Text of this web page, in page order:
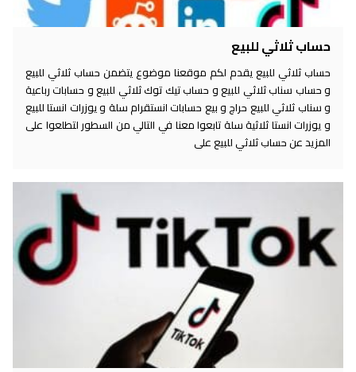
حساب ثلاثي للبيع
حساب ثلاثي للبيع يقدم لكم موقعنا موضوع يتضمن حساب ثلاثي للبيع
و حساب سناب ثلاثي للبيع و حساب تيك توك ثلاثي للبيع و حسابات رباعية
و سناب ثلاثي للبيع حراج و بيع حسابات انستقرام سلة و يوزرات انستا للبيع
و يوزرات انستا ثلاثية سلة تابعوا معنا في التالي من السطور لتطلعوا على
المزيد عن حساب ثلاثي للبيع على